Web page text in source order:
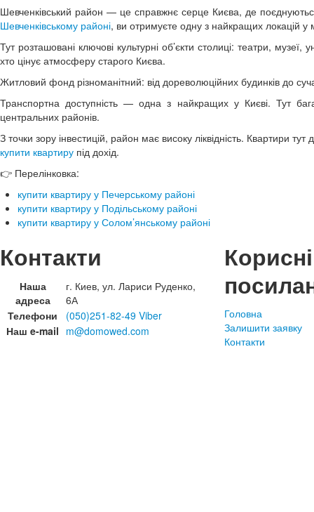
Шевченківський район — це справжнє серце Києва, де
Шевченківському районі, ви отримуєте одну з найкращих локацій у
Тут розташовані ключові культурні об’єкти столиці: театри,
хто цінує атмосферу старого Києва.
Житловий фонд різноманітний: від дореволюційних будинків до
Транспортна доступність — одна з найкращих у Києві. Тут
центральних районів.
З точки зору інвестицій, район має високу ліквідність. Квартири
купити квартиру під дохід.
👉 Перелінковка:
купити квартиру у Печерському районі
купити квартиру у Подільському районі
купити квартиру у Солом’янському районі
Контакти
Наша
адреса
г. Киев, ул. Лариси Руденко,
6А
Телефони
(050)251-82-49 Viber
Наш e-mail m@domowed.com
Корисні
Головна
Залишити заявку
Контакти